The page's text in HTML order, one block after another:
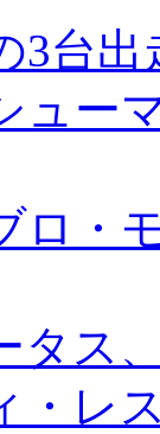
3台
ュー
ロ・
タス
・レ